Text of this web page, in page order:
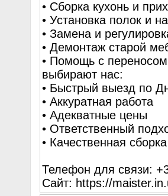
• Сборка кухонь и
• Установка полок и
• Замена и
• Демонтаж старой
• Помощь с
выбирают нас:
• Быстрый выезд по
• Аккуратная работа
• Адекватные цены
• Ответственный
• Качественная
Телефон для связи:
Сайт: https://